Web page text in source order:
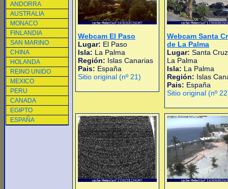
ANDORRA
AUSTRALIA
MONACO
FINLANDIA
SAN MARINO
CHINA
HOLANDA
REINO UNIDO
MEXICO
PERU
CANADA
EGIPTO
ESPAÑA
Webcam El Paso
Lugar: El Paso
Isla: La Palma
Región: Islas Canarias
Pais: España
Sitio original (nº 21)
Webcam Santa
de La Palma
Lugar: Santa
La Palma
Isla: La Palma
Región: Islas
Pais: España
Sitio original (nº